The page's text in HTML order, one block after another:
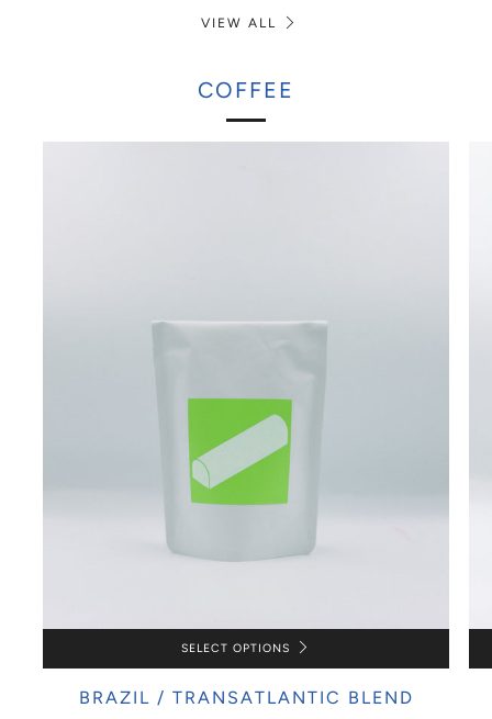
VIEW ALL
COFFEE
SELECT OPTIONS
BRAZIL / TRANSATLANTIC BLEND